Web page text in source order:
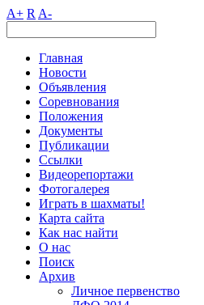
A+ R A-
Главная
Новости
Объявления
Соревнования
Положения
Документы
Публикации
Ссылки
Видеорепортажи
Фотогалерея
Играть в шахматы!
Карта сайта
Как нас найти
О нас
Поиск
Архив
Личное первенство